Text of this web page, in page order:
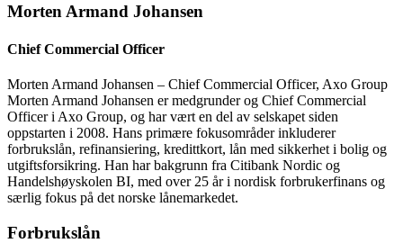
Morten Armand Johansen
Chief Commercial Officer
Morten Armand Johansen – Chief Commercial Officer, Axo Group
Morten Armand Johansen er medgrunder og Chief Commercial
Officer i Axo Group, og har vært en del av selskapet siden
oppstarten i 2008. Hans primære fokusområder inkluderer
forbrukslån, refinansiering, kredittkort, lån med sikkerhet i bolig og
utgiftsforsikring. Han har bakgrunn fra Citibank Nordic og
Handelshøyskolen BI, med over 25 år i nordisk forbrukerfinans og
særlig fokus på det norske lånemarkedet.
Forbrukslån